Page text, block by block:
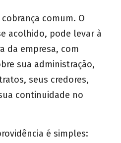
comum. O
acolhido, pode levar à
da empresa, com
sua administração,
seus credores,
continuidade no
é simples: